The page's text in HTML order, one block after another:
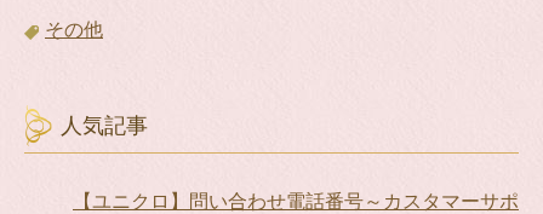
その他
人気記事
【ユニクロ】問い合わせ電話番号～カスタマーサポ